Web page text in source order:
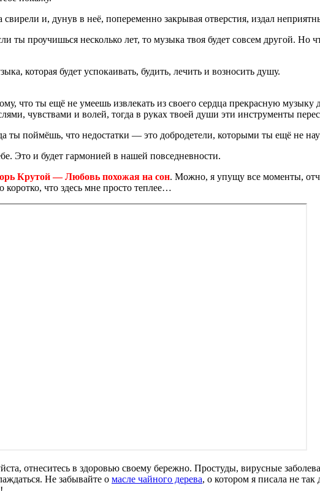
и, дунув в неё, попеременно закрывая отверстия, издал
проучишься несколько лет, то музыка твоя будет совсем другой. Но
которая будет успокаивать, будить, лечить и возносить душу.
что ты ещё не умеешь извлекать из своего сердца прекрасную
чувствами и волей, тогда в руках твоей души эти инструменты
ты поймёшь, что недостатки — это добродетели, которыми ты ещё не
Это и будет гармонией в нашей повседневности.
Крутой — Любовь похожая на сон. Можно, я упущу все моменты,
что здесь мне просто теплее…
отнеситесь в здоровью своему бережно. Простуды, вирусные
Не забывайте о масле чайного дерева, о котором я писала не